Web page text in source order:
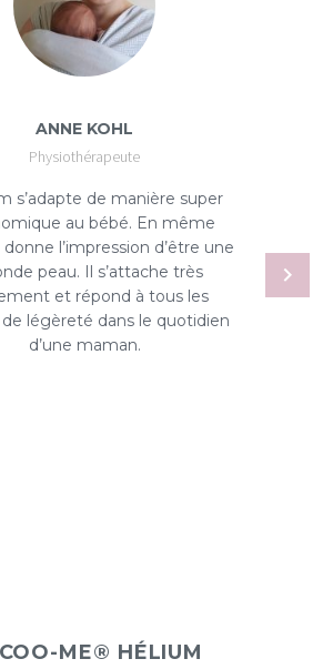
ANNE KOHL
Physiothérapeute
s’adapte de manière super
au bébé. En même
l’impression d’être une
peau. Il s’attache très
et répond à tous les
légèreté dans le quotidien
d’une maman.
ME® HÉLIUM